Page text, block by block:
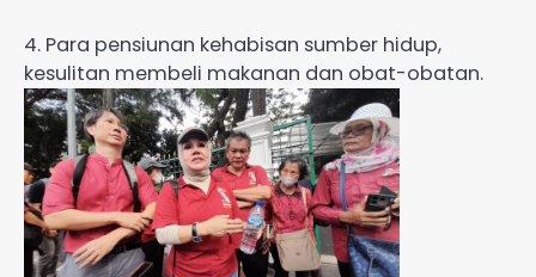
4. Para pensiunan kehabisan sumber hidup,
kesulitan membeli makanan dan obat-obatan.